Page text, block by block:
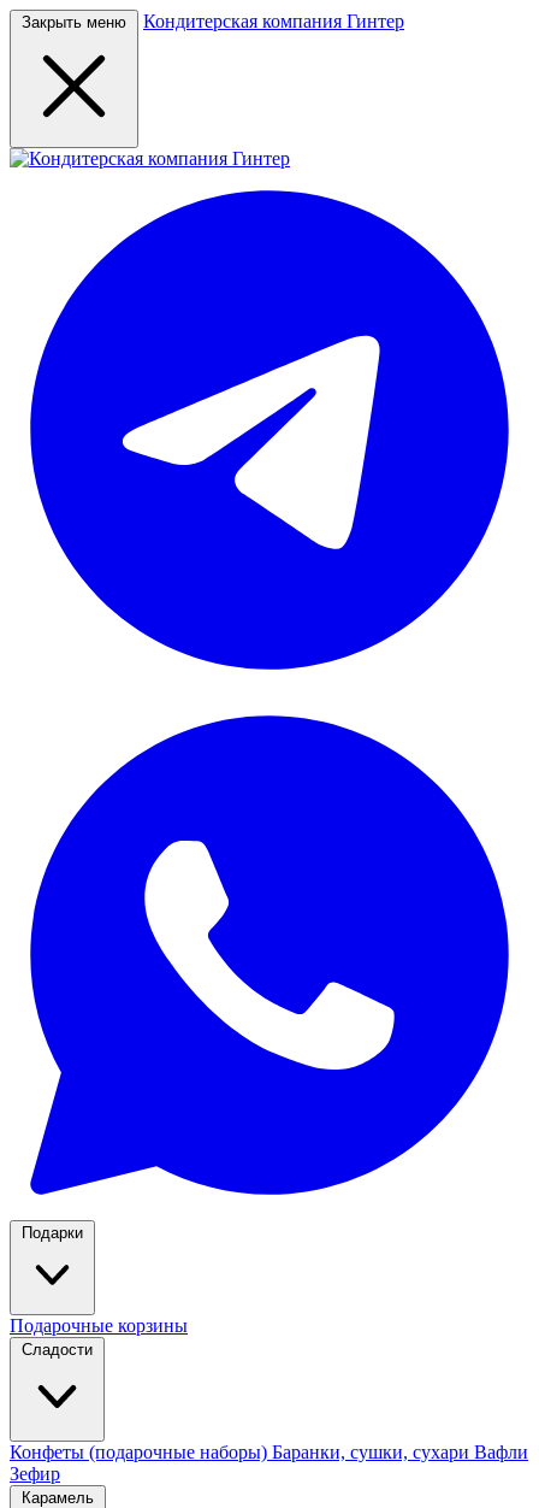
Закрыть меню Кондитерская компания Гинтер
Подарки
Подарочные корзины
Сладости
Конфеты (подарочные наборы) Баранки, сушки, сухари Вафли
Зефир
Карамель